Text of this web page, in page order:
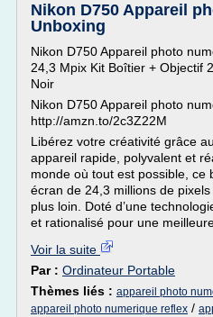
Nikon D750 Appareil
Unboxing
Nikon D750 Appareil photo
24,3 Mpix Kit Boîtier + Objectif
Noir
Nikon D750 Appareil photo
http://amzn.to/2c3Z22M
Libérez votre créativité grâce
appareil rapide, polyvalent et
monde où tout est possible, ce
écran de 24,3 millions de
plus loin. Doté d’une
et rationalisé pour une
Voir la suite
Par : Ordinateur Portable
Thèmes liés : appareil photo
appareil photo numerique reflex /